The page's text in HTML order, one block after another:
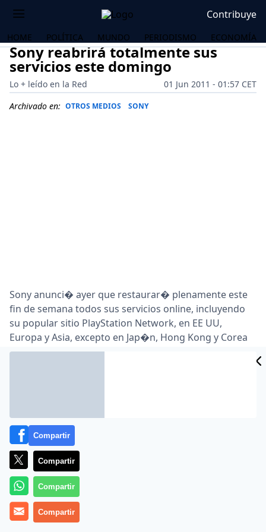
Contribuye
HOME POLÍTICA MUNDO PERIODISMO ECONOMÍA
Sony reabrirá totalmente sus
servicios este domingo
Lo + leído en la Red
01 Jun 2011 - 01:57 CET
Archivado en: OTROS MEDIOS SONY
Sony anunci� ayer que restaurar� plenamente este
fin de semana todos sus servicios online, incluyendo
su popular sitio PlayStation Network, en EE UU,
Europa y Asia, excepto en Jap�n, Hong Kong y Corea
del Sur … Sony, que ha sufrido fuertes p�rdidas por el
funciones de chat, entre otras actividades …
Lea el artículo completo en
Compartir
Compartir
Compartir
Compartir